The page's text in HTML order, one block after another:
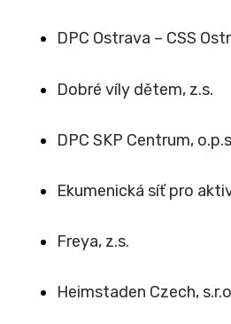
DPC Ostrava – CSS
Dobré víly dětem, z.s.
DPC SKP Centrum,
Ekumenická síť pro
Freya, z.s.
Heimstaden Czech,